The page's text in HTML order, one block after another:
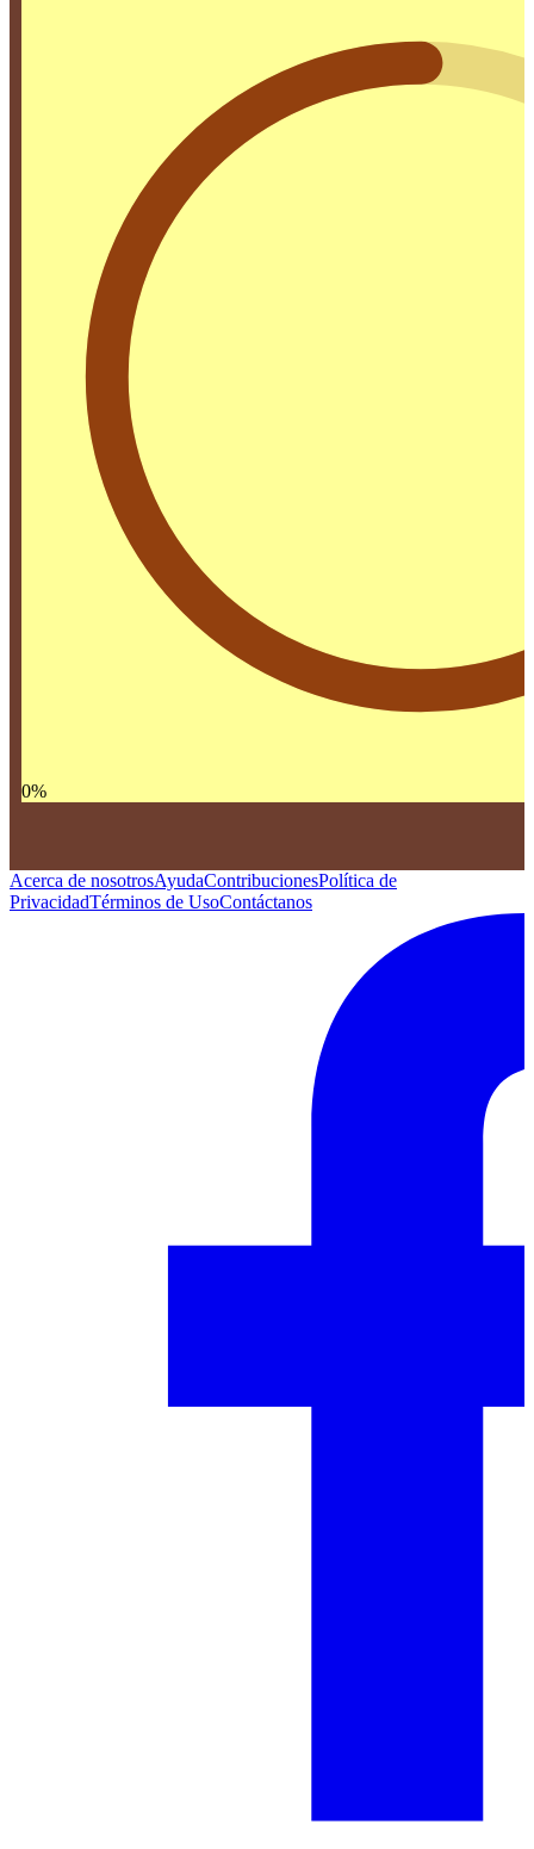
0%
Acerca de nosotrosAyudaContribucionesPolítica de
PrivacidadTérminos de UsoContáctanos